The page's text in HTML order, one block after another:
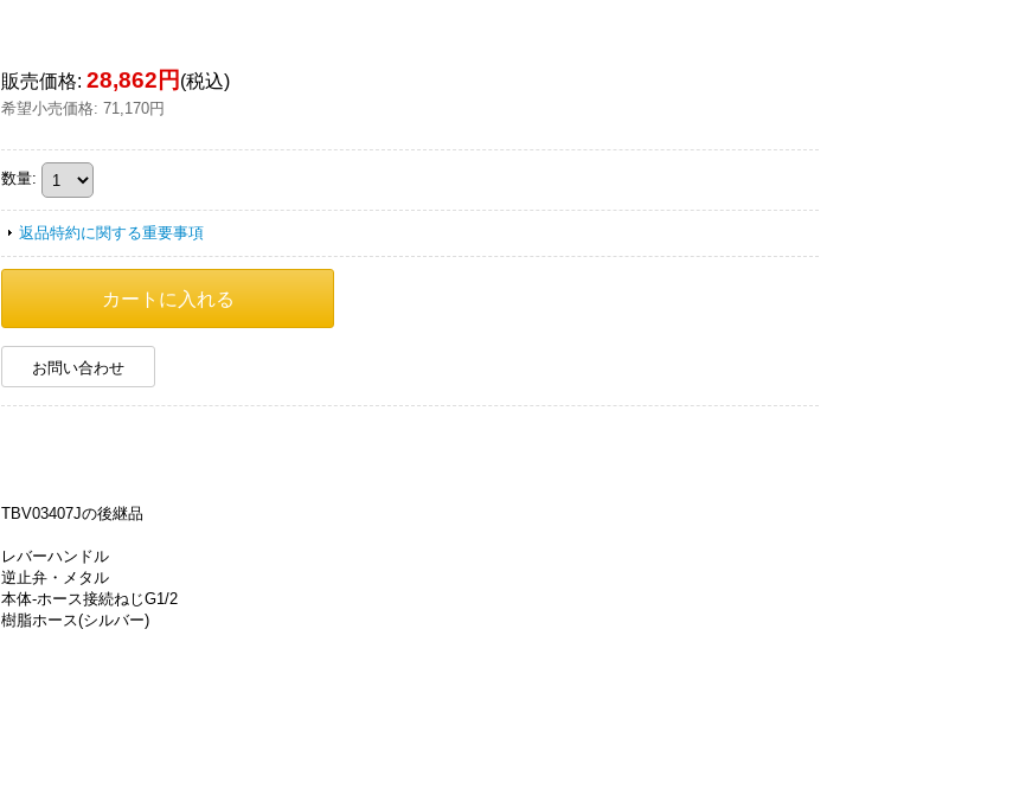
販売価格: 28,862円 (税込)
希望小売価格: 71,170円
数量:
返品特約に関する重要事項
お問い合わせ
TBV03407Jの後継品
レバーハンドル
逆止弁・メタル
本体-ホース接続ねじG1/2
樹脂ホース(シルバー)